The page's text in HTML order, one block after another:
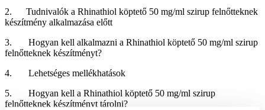
2. Tudnivalók a Rhinathiol köptető 50 mg/ml szirup felnőtteknek
készítmény alkalmazása előtt
3. Hogyan kell alkalmazni a Rhinathiol köptető 50 mg/ml szirup
felnőtteknek készítményt?
4. Lehetséges mellékhatások
5. Hogyan kell a Rhinathiol köptető 50 mg/ml szirup
felnőtteknek készítményt tárolni?